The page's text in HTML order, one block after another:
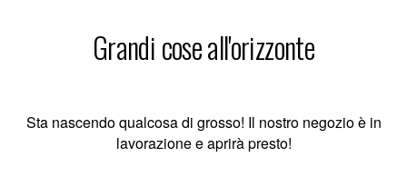
Grandi cose all'orizzonte
Sta nascendo qualcosa di grosso! Il nostro negozio è in
lavorazione e aprirà presto!